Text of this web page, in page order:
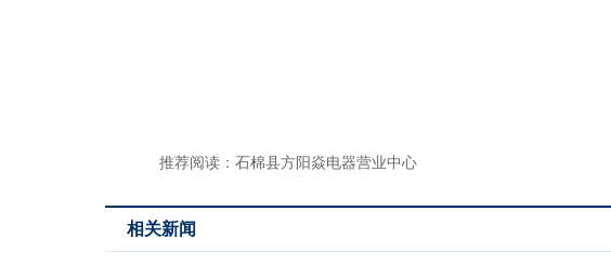
推荐阅读： 石棉县方阳焱电器营业中心
相关新闻